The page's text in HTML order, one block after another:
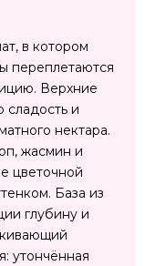
в котором
переплетаются
Верхние
сладость и
нектара.
жасмин и
цветочной
База из
глубину и
утончённая